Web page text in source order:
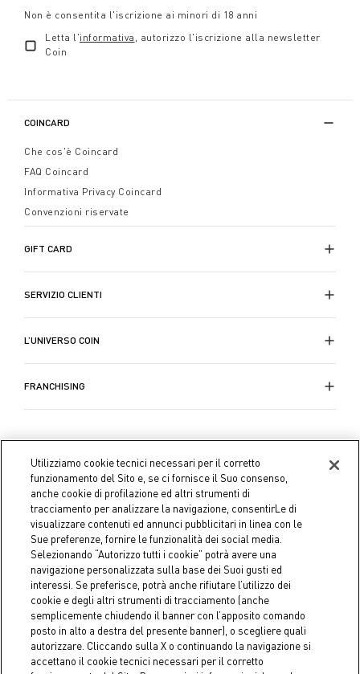
Non è consentita l'iscrizione ai minori di 18 anni
Letta l'informativa , autorizzo l'iscrizione alla newsletter
Coin
COINCARD
Che cos'è Coincard
FAQ Coincard
Informativa Privacy Coincard
Convenzioni riservate
GIFT CARD
SERVIZIO CLIENTI
L’UNIVERSO COIN
FRANCHISING
Coin S.p.A. C.F./P.IVA 04391480276, capitale sociale 10.123.282,23
Euro i.v.
Utilizziamo cookie tecnici necessari per il corretto
funzionamento del Sito e, se ci fornisce il Suo consenso,
anche cookie di profilazione ed altri strumenti di
tracciamento per analizzare la navigazione, consentirLe di
visualizzare contenuti ed annunci pubblicitari in linea con le
Sue preferenze, fornire le funzionalità dei social media.
Selezionando “Autorizzo tutti i cookie” potrà avere una
navigazione personalizzata sulla base dei Suoi gusti ed
interessi. Se preferisce, potrà anche rifiutare l’utilizzo dei
cookie e degli altri strumenti di tracciamento (anche
semplicemente chiudendo il banner con l’apposito comando
posto in alto a destra del presente banner), o scegliere quali
autorizzare. Cliccando sulla X o continuando la navigazione si
accettano il cookie tecnici necessari per il corretto